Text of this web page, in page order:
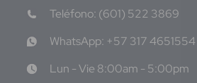
Teléfono: (601) 522 3869
WhatsApp: +57 317 4651554
Lun - Vie 8:00am - 5:00pm